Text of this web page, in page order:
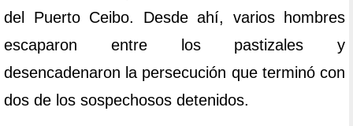
del Puerto Ceibo. Desde ahí, varios hombres
escaparon entre los pastizales y
desencadenaron la persecución que terminó con
dos de los sospechosos detenidos.